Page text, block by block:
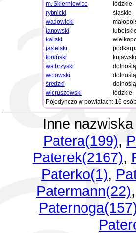
m. Skierniewice
łódzkie
rybnicki
śląskie
wadowicki
janowski
lubelskie
kaliski
jasielski
toruński
wałbrzyski
wołowski
średzki
wieruszowski
łódzkie
Pojedynczo w powiatach: 16
Inne
Patera(199),
Paterek(2167),
Paterko(1),
Patermann(22),
Paternoga(157)